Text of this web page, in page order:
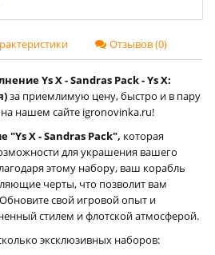
Отзывов (0)
Ys X - Sandras Pack - Ys X:
за приемлимую цену, быстро и в пару
нашем сайте igronovinka.ru!
"Ys X - Sandras Pack", которая
для украшения вашего
этому набору, ваш корабль
черты, что позволит вам
свой игровой опыт и
стилем и флотской атмосферой.
эксклюзивных наборов: